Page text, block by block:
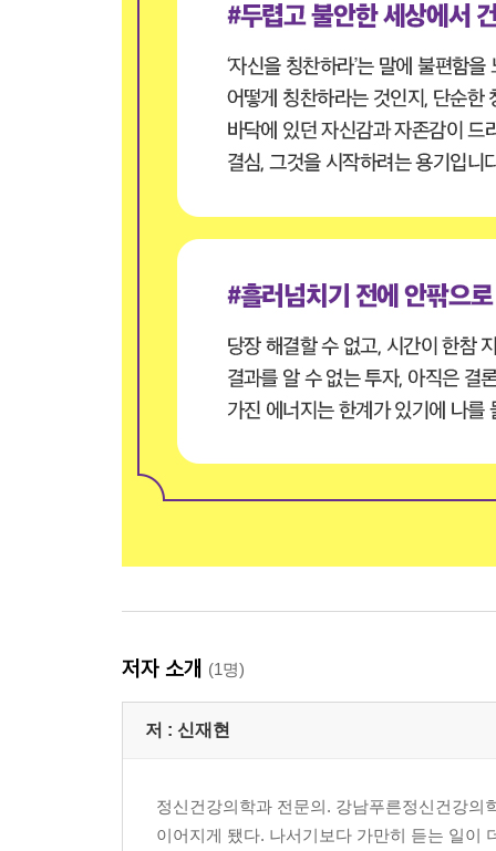
저자 소개 (1명)
저 : 신재현
정신건강의학과 전문의. 강남푸른정신건강의
이어지게 됐다. 나서기보다 가만히 듣는 일이